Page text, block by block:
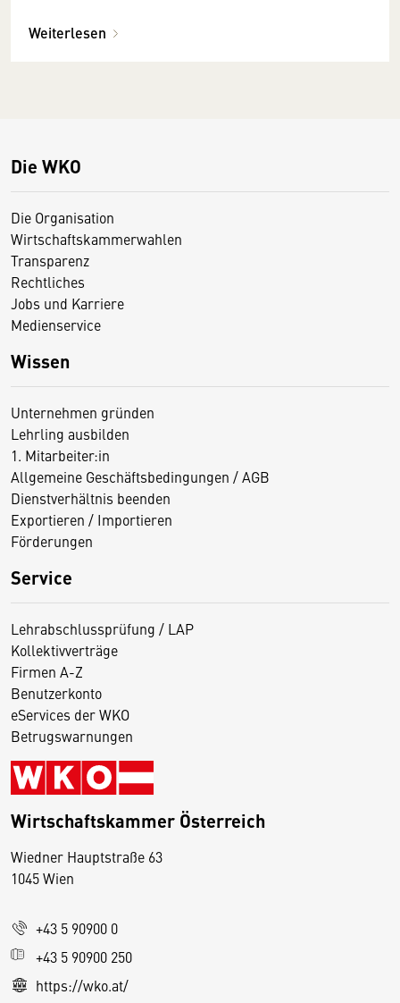
Weiterlesen
Die WKO
Die Organisation
Wirtschaftskammerwahlen
Transparenz
Rechtliches
Jobs und Karriere
Medienservice
Wissen
Unternehmen gründen
Lehrling ausbilden
1. Mitarbeiter:in
Allgemeine Geschäftsbedingungen / AGB
Dienstverhältnis beenden
Exportieren / Importieren
Förderungen
Service
Lehrabschlussprüfung / LAP
Kollektivverträge
Firmen A-Z
Benutzerkonto
eServices der WKO
Betrugswarnungen
Wirtschaftskammer Österreich
Wiedner Hauptstraße 63
1045 Wien
+43 5 90900 0
+43 5 90900 250
https://wko.at/
D
s
e
S